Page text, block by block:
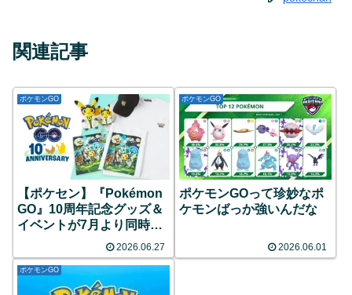
関連記事
ポケモンGO
【ポケセン】『Pokémon
GO』10周年記念グッズ＆
イベントが7月より同時開
催！限定ピカチュウのグリ
ーティングや特別なレイド
バトルなど目白押し！
2026.06.27
ポケモンGO
ポケモンGOって珍妙なポ
ケモンばっか強いんだな
2026.06.01
ポケモンGO